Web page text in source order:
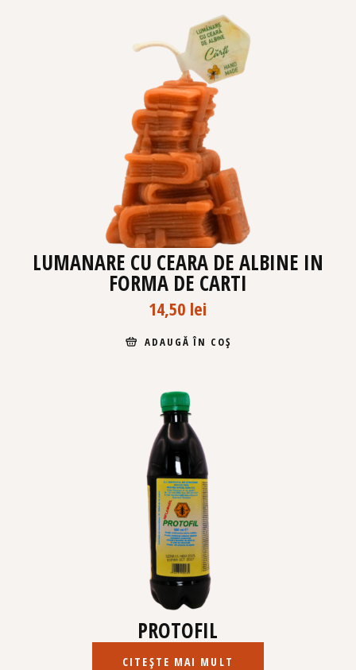
LUMANARE CU CEARA DE ALBINE IN
FORMA DE CARTI
14,50 lei
ADAUGĂ ÎN COȘ
PROTOFIL
CITEȘTE MAI MULT